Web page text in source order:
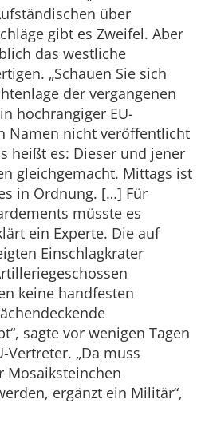
über
gibt es Zweifel. Aber
das westliche
„Schauen Sie sich
der vergangenen
hochrangiger EU-
Namen nicht veröffentlicht
heißt es: Dieser und jener
gleichgemacht. Mittags ist
in Ordnung. […] Für
müsste es
ein Experte. Die auf
Einschlagkrater
keine handfesten
sagte vor wenigen Tagen
Vertreter. „Da muss
Mosaiksteinchen
ergänzt ein Militär“,